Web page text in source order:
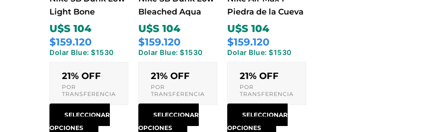
Light Bone
U$S 104
$159.120
Dolar Blue: $1530
21% OFF
POR
TRANSFERENCIA
SELECCIONAR
OPCIONES
página
de
Bleached Aqua
U$S 104
$159.120
Dolar Blue: $1530
21% OFF
POR
TRANSFERENCIA
SELECCIONAR
OPCIONES
elegir
página
de
Piedra de la Cueva
U$S 104
$159.120
Dolar Blue: $1530
21% OFF
POR
TRANSFERENCIA
SELECCIONAR
OPCIONES
elegir
página
de